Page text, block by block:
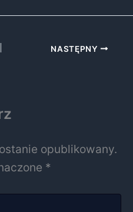
NASTĘPNY
opublikowany.
*